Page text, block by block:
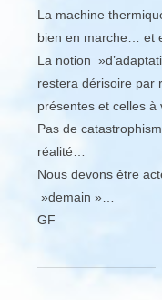
La machine
bien en marche… et
La notion
restera dérisoire par
présentes et celles à
Pas de
réalité…
Nous devons être
»demain »…
GF